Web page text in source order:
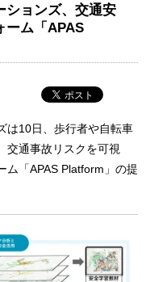
ションズ、交通安
ーム「APAS
は10日、歩行者や自転車
交通事故リスクを可視
ム「APAS Platform」の提